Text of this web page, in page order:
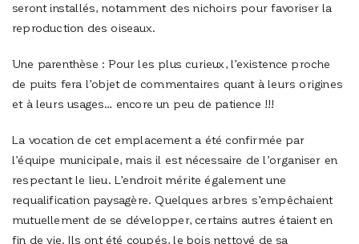
seront installés, notamment des nichoirs pour favoriser la
reproduction des oiseaux.
Une parenthèse : Pour les plus curieux, l’existence proche
de puits fera l’objet de commentaires quant à leurs origines
et à leurs usages… encore un peu de patience !!!
La vocation de cet emplacement a été confirmée par
l’équipe municipale, mais il est nécessaire de l’organiser en
respectant le lieu. L’endroit mérite également une
requalification paysagère. Quelques arbres s’empêchaient
mutuellement de se développer, certains autres étaient en
fin de vie. Ils ont été coupés, le bois nettoyé de sa